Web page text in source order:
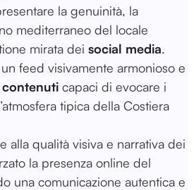
la genuinità, la
mediterraneo del locale
mirata dei social media.
feed visivamente armonioso e
contenuti capaci di evocare i
tipica della Costiera
alla qualità visiva e narrativa dei
la presenza online del
una comunicazione autentica e